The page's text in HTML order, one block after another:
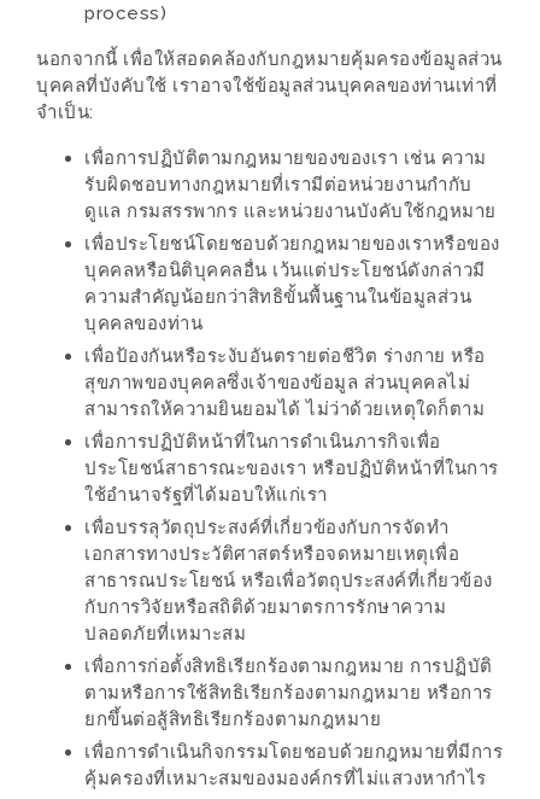
ทำ
อาหาร
ทาน
SHOP
TOP
10
รีวิว
ร้าน
อาหาร
ที่
เข้า
ชม
มาก
ที่สุด
ประจำ
ปี
2557
กิจกรรม
ชิง
รางวัล
process)
นอกจากนี้ เพื่อให้สอดคล้องกับกฎหมายคุ้มครองข้อมูลส่วน
บุคคลที่บังคับใช้ เราอาจใช้ข้อมูลส่วนบุคคลของท่านเท่าที่
จำเป็น:
เพื่อการปฏิบัติตามกฎหมายของของเรา เช่น ความ
รับผิดชอบทางกฎหมายที่เรามีต่อหน่วยงานกำกับ
ดูแล กรมสรรพากร และหน่วยงานบังคับใช้กฎหมาย
เพื่อประโยชน์โดยชอบด้วยกฎหมายของเราหรือของ
บุคคลหรือนิติบุคคลอื่น เว้นแต่ประโยชน์ดังกล่าวมี
ความสำคัญน้อยกว่าสิทธิขั้นพื้นฐานในข้อมูลส่วน
บุคคลของท่าน
เพื่อป้องกันหรือระงับอันตรายต่อชีวิต ร่างกาย หรือ
สุขภาพของบุคคลซึ่งเจ้าของข้อมูล ส่วนบุคคลไม่
สามารถให้ความยินยอมได้ ไม่ว่าด้วยเหตุใดก็ตาม
เพื่อการปฏิบัติหน้าที่ในการดำเนินภารกิจเพื่อ
ประโยชน์สาธารณะของเรา หรือปฏิบัติหน้าที่ในการ
ใช้อำนาจรัฐที่ได้มอบให้แก่เรา
เพื่อบรรลุวัตถุประสงค์ที่เกี่ยวข้องกับการจัดทำ
เอกสารทางประวัติศาสตร์หรือจดหมายเหตุเพื่อ
สาธารณประโยชน์ หรือเพื่อวัตถุประสงค์ที่เกี่ยวข้อง
กับการวิจัยหรือสถิติด้วยมาตรการรักษาความ
ปลอดภัยที่เหมาะสม
เพื่อการก่อตั้งสิทธิเรียกร้องตามกฎหมาย การปฏิบัติ
ตามหรือการใช้สิทธิเรียกร้องตามกฎหมาย หรือการ
ยกขึ้นต่อสู้สิทธิเรียกร้องตามกฎหมาย
เพื่อการดำเนินกิจกรรมโดยชอบด้วยกฎหมายที่มีการ
คุ้มครองที่เหมาะสมของมองค์กรที่ไม่แสวงหากำไร